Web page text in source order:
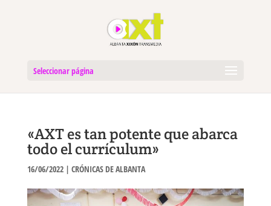
Seleccionar página
«AXT es tan potente que abarca
todo el currículum»
16/06/2022| CRÓNICAS DE ALBANTA